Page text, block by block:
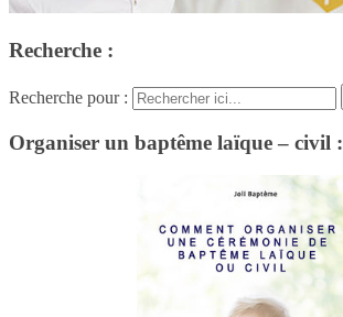
Recherche :
Recherche pour :
Organiser un baptême laïque – civil :